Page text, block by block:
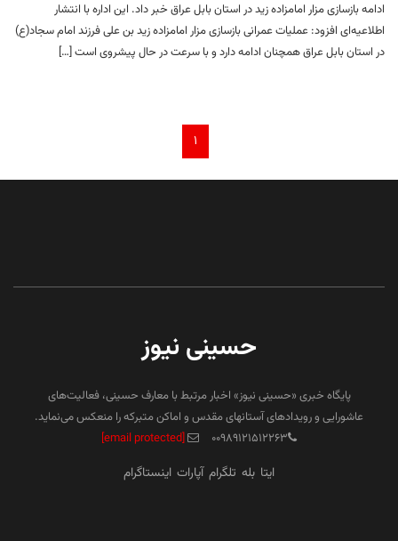
ادامه بازسازی مزار امامزاده زید در استان بابل عراق خبر داد. این اداره با انتشار
اطلاعیه‌ای افزود: عملیات عمرانی بازسازی مزار امامزاده زید بن علی فرزند امام سجاد(ع)
در استان بابل عراق همچنان ادامه دارد و با سرعت در حال پیشروی است […]
۱
حسینی نیوز
پایگاه خبری «حسینی نیوز» اخبار مرتبط با معارف حسینی، فعالیت‌های
عاشورایی و رویدادهای آستانهای مقدس و اماکن متبرکه را منعکس می‌نماید.
۰۰۹۸۹۱۲۱۵۱۲۲۶۳
[email protected]
ایتا بله تلگرام آپارات اینستاگرام